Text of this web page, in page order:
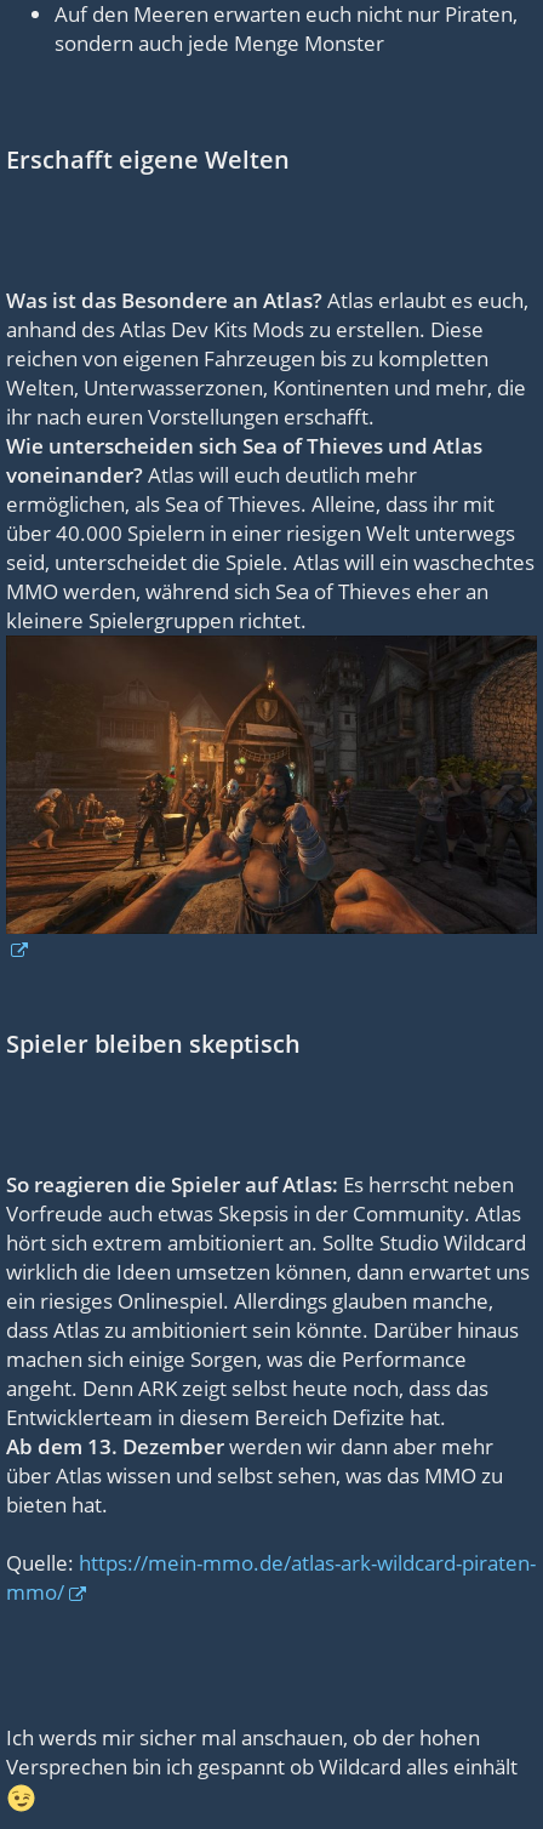
Auf den Meeren erwarten euch nicht nur Piraten,
sondern auch jede Menge Monster
Erschafft eigene Welten
Was ist das Besondere an Atlas?Atlas erlaubt es euch,
anhand des Atlas Dev Kits Mods zu erstellen. Diese
reichen von eigenen Fahrzeugen bis zu kompletten
Welten, Unterwasserzonen, Kontinenten und mehr, die
ihr nach euren Vorstellungen erschafft.
Wie unterscheiden sich Sea of Thieves und Atlas
voneinander?Atlas will euch deutlich mehr
ermöglichen, als Sea of Thieves. Alleine, dass ihr mit
über 40.000 Spielern in einer riesigen Welt unterwegs
seid, unterscheidet die Spiele. Atlas will ein waschechtes
MMO werden, während sich Sea of Thieves eher an
kleinere Spielergruppen richtet.
Spieler bleiben skeptisch
So reagieren die Spieler auf Atlas: Es herrscht neben
Vorfreude auch etwas Skepsis in der Community. Atlas
hört sich extrem ambitioniert an. Sollte Studio Wildcard
wirklich die Ideen umsetzen können, dann erwartet uns
ein riesiges Onlinespiel. Allerdings glauben manche,
dass Atlas zu ambitioniert sein könnte. Darüber hinaus
machen sich einige Sorgen, was die Performance
angeht. Denn ARK zeigt selbst heute noch, dass das
Entwicklerteam in diesem Bereich Defizite hat.
Ab dem 13. Dezemberwerden wir dann aber mehr
über Atlas wissen und selbst sehen, was das MMO zu
bieten hat.
Quelle: https://mein-mmo.de/atlas-ark-wildcard-piraten-
mmo/
Ich werds mir sicher mal anschauen, ob der hohen
Versprechen bin ich gespannt ob Wildcard alles einhält